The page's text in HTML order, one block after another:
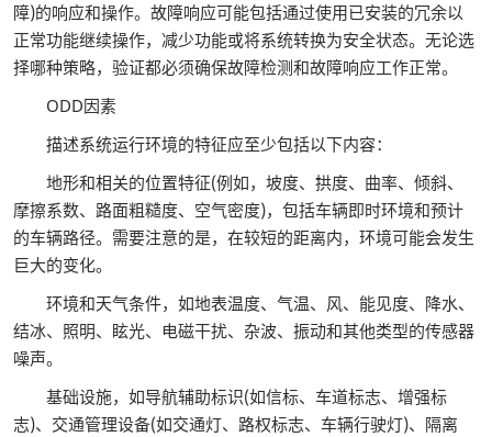
障)的响应和操作。故障响应可能包括通过使用已安装的冗余以
正常功能继续操作，减少功能或将系统转换为安全状态。无论选
择哪种策略，验证都必须确保故障检测和故障响应工作正常。
ODD因素
描述系统运行环境的特征应至少包括以下内容：
地形和相关的位置特征(例如，坡度、拱度、曲率、倾斜、
摩擦系数、路面粗糙度、空气密度)，包括车辆即时环境和预计
的车辆路径。需要注意的是，在较短的距离内，环境可能会发生
巨大的变化。
环境和天气条件，如地表温度、气温、风、能见度、降水、
结冰、照明、眩光、电磁干扰、杂波、振动和其他类型的传感器
噪声。
基础设施，如导航辅助标识(如信标、车道标志、增强标
志)、交通管理设备(如交通灯、路权标志、车辆行驶灯)、隔离